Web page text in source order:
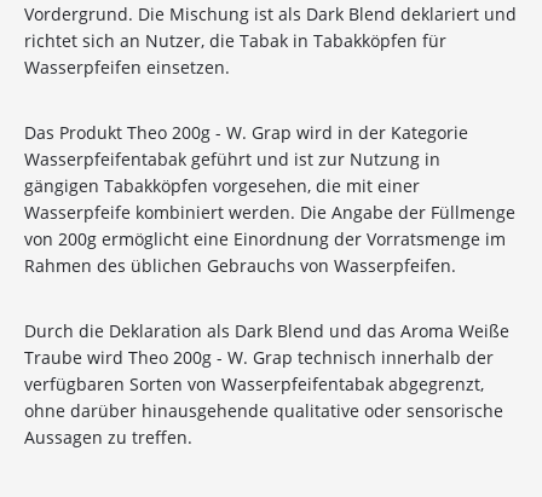
Vordergrund. Die Mischung ist als Dark Blend deklariert und
richtet sich an Nutzer, die Tabak in Tabakköpfen für
Wasserpfeifen einsetzen.
Das Produkt Theo 200g - W. Grap wird in der Kategorie
Wasserpfeifentabak geführt und ist zur Nutzung in
gängigen Tabakköpfen vorgesehen, die mit einer
Wasserpfeife kombiniert werden. Die Angabe der Füllmenge
von 200g ermöglicht eine Einordnung der Vorratsmenge im
Rahmen des üblichen Gebrauchs von Wasserpfeifen.
Durch die Deklaration als Dark Blend und das Aroma Weiße
Traube wird Theo 200g - W. Grap technisch innerhalb der
verfügbaren Sorten von Wasserpfeifentabak abgegrenzt,
ohne darüber hinausgehende qualitative oder sensorische
Aussagen zu treffen.
10%Newsletter-Rabatt
auf deine Bestellung
Sichere dir jetzt 10% Rabatt* auf deine Bestellung
bei Wolke7ShishaShop.de!